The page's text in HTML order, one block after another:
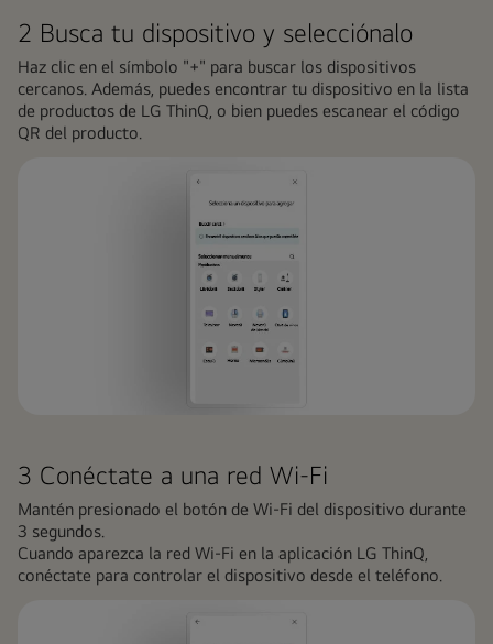
2 Busca tu dispositivo y selecciónalo
Haz clic en el símbolo "+" para buscar los dispositivos
cercanos. Además, puedes encontrar tu dispositivo en la lista
de productos de LG ThinQ, o bien puedes escanear el código
QR del producto.
3 Conéctate a una red Wi-Fi
Mantén presionado el botón de Wi-Fi del dispositivo durante
3 segundos.
Cuando aparezca la red Wi-Fi en la aplicación LG ThinQ,
conéctate para controlar el dispositivo desde el teléfono.